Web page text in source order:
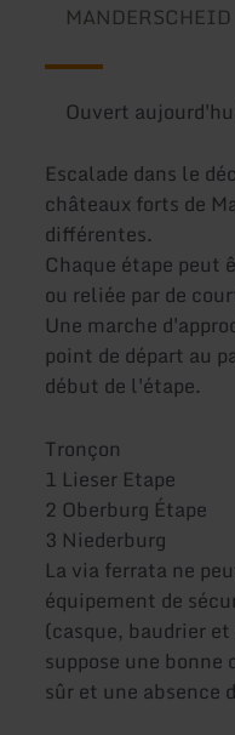
MANDERSCHEID
Ouvert
Escalade dans le
châteaux forts de
différentes.
Chaque étape
ou reliée par de
Une marche
point de départ au
début de l'étape.
Tronçon
1 Lieser Etape
2 Oberburg Étape
3 Niederburg
La via ferrata ne
équipement de
(casque, baudrier
suppose une
sûr et une absence